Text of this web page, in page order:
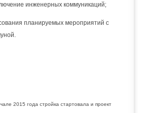
инженерных коммуникаций;
планируемых мероприятий с
2015 года стройка стартовала и проект